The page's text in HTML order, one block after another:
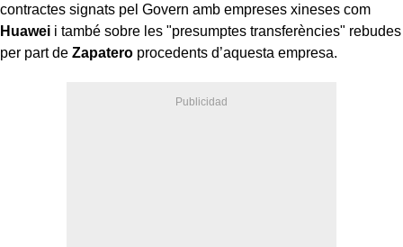
contractes signats pel Govern amb empreses xineses com
Huawei i també sobre les "presumptes transferències" rebudes
per part de Zapatero procedents d’aquesta empresa.